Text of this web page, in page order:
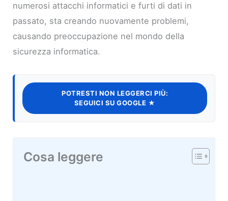
numerosi attacchi informatici e furti di dati in
passato, sta creando nuovamente problemi,
causando preoccupazione nel mondo della
sicurezza informatica.
POTRESTI NON LEGGERCI PIÙ:
SEGUICI SU GOOGLE ★
Cosa leggere